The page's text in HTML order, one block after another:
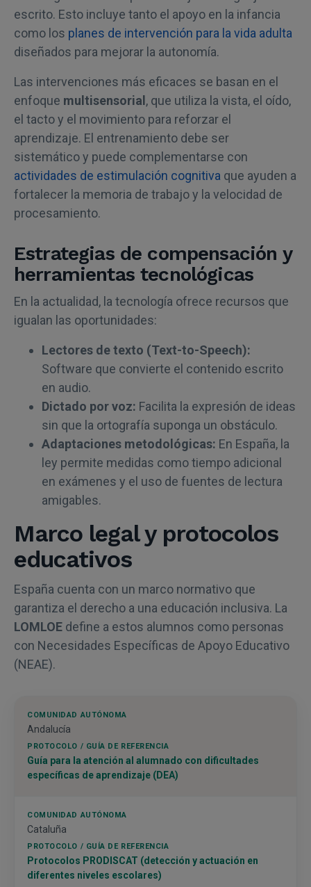
escrito. Esto incluye tanto el apoyo en la infancia
como los planes de intervención para la vida adulta
diseñados para mejorar la autonomía.
Las intervenciones más eficaces se basan en el
enfoque multisensorial, que utiliza la vista, el oído,
el tacto y el movimiento para reforzar el
aprendizaje. El entrenamiento debe ser
sistemático y puede complementarse con
actividades de estimulación cognitiva que ayuden a
fortalecer la memoria de trabajo y la velocidad de
procesamiento.
Estrategias de compensación y
herramientas tecnológicas
En la actualidad, la tecnología ofrece recursos que
igualan las oportunidades:
Lectores de texto (Text-to-Speech):
Software que convierte el contenido escrito
en audio.
Dictado por voz: Facilita la expresión de ideas
sin que la ortografía suponga un obstáculo.
Adaptaciones metodológicas: En España, la
ley permite medidas como tiempo adicional
en exámenes y el uso de fuentes de lectura
amigables.
Marco legal y protocolos
educativos
España cuenta con un marco normativo que
garantiza el derecho a una educación inclusiva. La
LOMLOE define a estos alumnos como personas
con Necesidades Específicas de Apoyo Educativo
(NEAE).
Andalucía
Guía para la atención al alumnado con dificultades
específicas de aprendizaje (DEA)
Cataluña
Protocolos PRODISCAT (detección y actuación en
diferentes niveles escolares)